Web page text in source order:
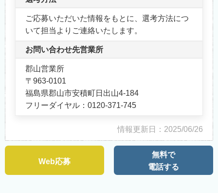
ご応募いただいた情報をもとに、選考方法につ
いて担当よりご連絡いたします。
お問い合わせ先営業所
郡山営業所
〒963-0101
福島県郡山市安積町日出山4-184
フリーダイヤル：0120-371-745
情報更新日：2025/06/26
Web応募
無料で
電話する